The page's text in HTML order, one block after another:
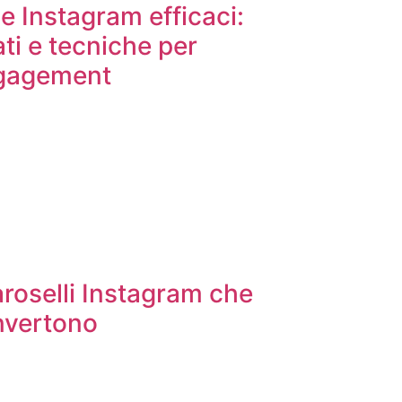
Instagram efficaci:
e tecniche per
Instagram che